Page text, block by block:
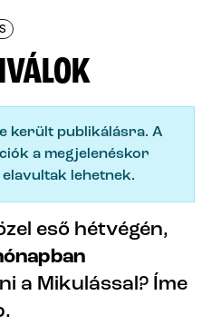
került publikálásra. A
a megjelenéskor
lehetnek.
eső hétvégén,
a Mikulással? Íme